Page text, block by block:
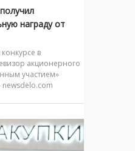
награду от
в
акционерного
участием»